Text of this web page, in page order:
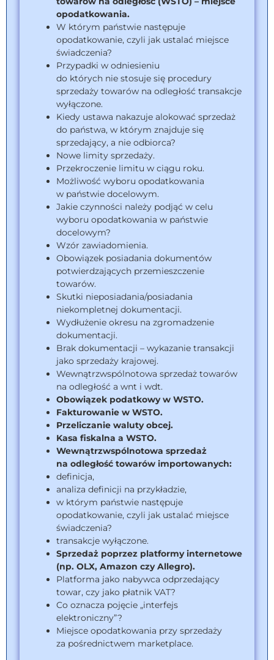
opodatkowania.
W którym państwie następuje
opodatkowanie, czyli jak ustalać miejsce
świadczenia?
Przypadki w odniesieniu
do których nie stosuje się procedury
sprzedaży towarów na odległość transakcje
wyłączone.
Kiedy ustawa nakazuje alokować sprzedaż
do państwa, w którym znajduje się
sprzedający, a nie odbiorca?
Nowe limity sprzedaży.
Przekroczenie limitu w ciągu roku.
Możliwość wyboru opodatkowania
w państwie docelowym.
Jakie czynności należy podjąć w celu
wyboru opodatkowania w państwie
docelowym?
Wzór zawiadomienia.
Obowiązek posiadania dokumentów
potwierdzających przemieszczenie
towarów.
Skutki nieposiadania/posiadania
niekompletnej dokumentacji.
Wydłużenie okresu na zgromadzenie
dokumentacji.
Brak dokumentacji – wykazanie transakcji
jako sprzedaży krajowej.
Wewnątrzwspólnotowa sprzedaż towarów
na odległość a wnt i wdt.
Obowiązek podatkowy w WSTO.
Fakturowanie w WSTO.
Przeliczanie waluty obcej.
Kasa fiskalna a WSTO.
Wewnątrzwspólnotowa sprzedaż
na odległość towarów importowanych:
definicja,
analiza definicji na przykładzie,
w którym państwie następuje
opodatkowanie, czyli jak ustalać miejsce
świadczenia?
transakcje wyłączone.
Sprzedaż poprzez platformy internetowe
(np. OLX, Amazon czy Allegro).
Platforma jako nabywca odprzedający
towar, czy jako płatnik VAT?
Co oznacza pojęcie „interfejs
elektroniczny”?
Miejsce opodatkowania przy sprzedaży
za pośrednictwem marketplace.